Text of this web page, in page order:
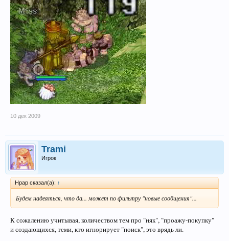
10 дек 2009
Trami
Игрок
Hpap сказал(а): ↑
Будем надеяться, что да... может по фильтру "новые сообщения"...
К сожалению учитывая, количеством тем про "няк", "проажу-покупку"
и создающихся, теми, кто игнорирует "поиск", это врядь ли.